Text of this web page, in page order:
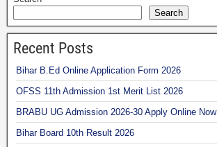
Search
Recent Posts
Bihar B.Ed Online Application Form 2026
OFSS 11th Admission 1st Merit List 2026
BRABU UG Admission 2026-30 Apply Online Now
Bihar Board 10th Result 2026